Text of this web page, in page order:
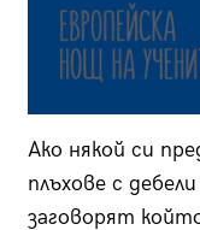
Ако някой си
плъхове с
заговорят